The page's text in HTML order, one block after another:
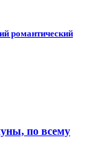
романтический
по всему